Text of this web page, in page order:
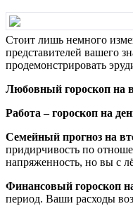
Стоит лишь немного
представителей вашего
продемонстрировать
Любовный гороскоп на
Работа – гороскоп на
Семейный прогноз на
придирчивость по
напряженность, но вы с
Финансовый гороскоп
период. Ваши расходы